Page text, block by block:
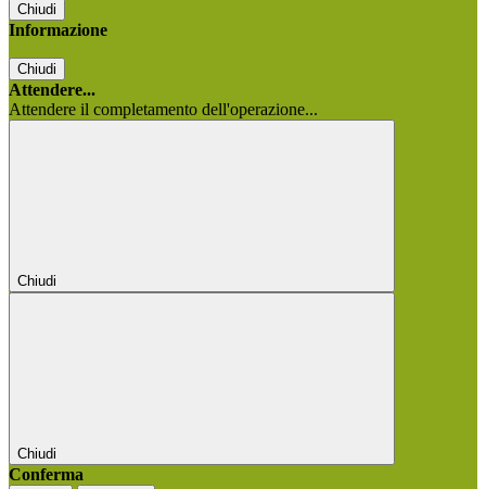
Chiudi
Informazione
Chiudi
Attendere...
Attendere il completamento dell'operazione...
Chiudi
Chiudi
Conferma